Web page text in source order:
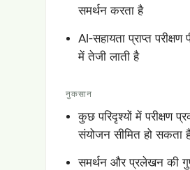
समर्थन करता है
AI-सहायता प्राप्त परीक्षण
में तेजी लाती है
नुकसान
कुछ परिदृश्यों में परीक्षण
संयोजन सीमित हो सकता
समर्थन और प्रलेखन की